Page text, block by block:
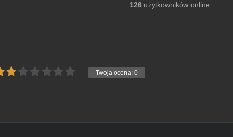
126użytkowników online
Twoja ocena: 0